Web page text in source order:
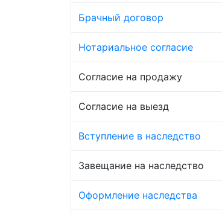
Брачный договор
Нотариальное согласие
Согласие на продажу
Согласие на выезд
Вступление в наследство
Завещание на наследство
Оформление наследства